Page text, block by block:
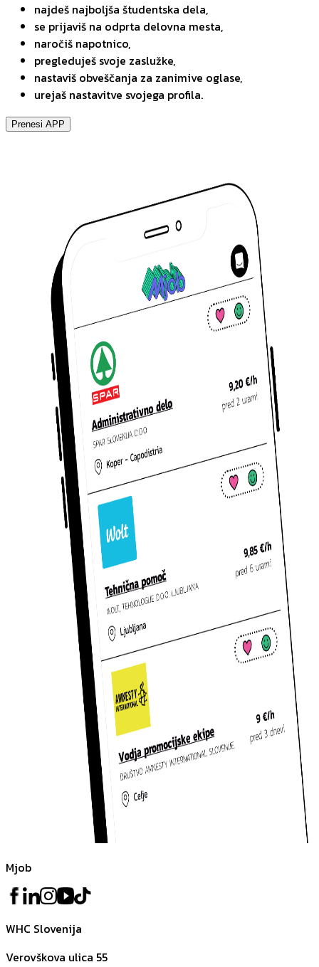
najdeš najboljša študentska dela,
se prijaviš na odprta delovna mesta,
naročiš napotnico,
pregleduješ svoje zaslužke,
nastaviš obveščanja za zanimive oglase,
urejaš nastavitve svojega profila.
Prenesi APP
Mjob
WHC Slovenija
Verovškova ulica 55